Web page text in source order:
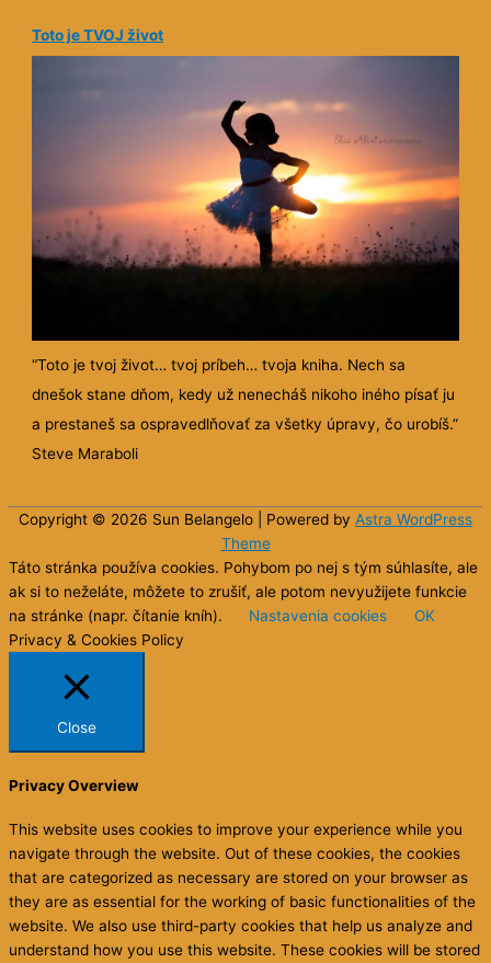
Toto je TVOJ život
“Toto je tvoj život… tvoj príbeh… tvoja kniha. Nech sa
dnešok stane dňom, kedy už nenecháš nikoho iného písať ju
a prestaneš sa ospravedlňovať za všetky úpravy, čo urobíš.”
Steve Maraboli
Copyright © 2026 Sun Belangelo | Powered by Astra WordPress
Theme
Táto stránka používa cookies. Pohybom po nej s tým súhlasíte, ale
ak si to neželáte, môžete to zrušiť, ale potom nevyužijete funkcie
na stránke (napr. čítanie kníh).
Nastavenia cookies
OK
Privacy & Cookies Policy
Close
Privacy Overview
This website uses cookies to improve your experience while you
navigate through the website. Out of these cookies, the cookies
that are categorized as necessary are stored on your browser as
they are as essential for the working of basic functionalities of the
website. We also use third-party cookies that help us analyze and
understand how you use this website. These cookies will be stored